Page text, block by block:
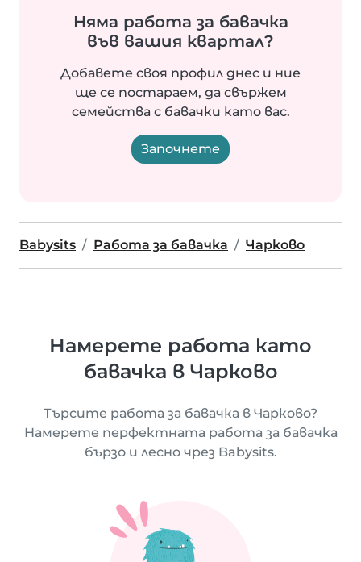
Няма работа за бавачка
във вашия квартал?
Добавете своя профил днес и ние
ще се постараем, да свържем
семейства с бавачки като вас.
Започнете
Babysits Работа за бавачка Чарково
Намерете работа като
бавачка в Чарково
Търсите работа за бавачка в Чарково?
Намерете перфектната работа за бавачка
бързо и лесно чрез Babysits.